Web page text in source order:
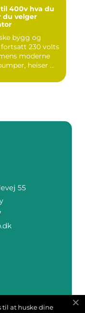
hva du
du velger
bygg og
230 volts
moderne
heiser ...
til at huske dine